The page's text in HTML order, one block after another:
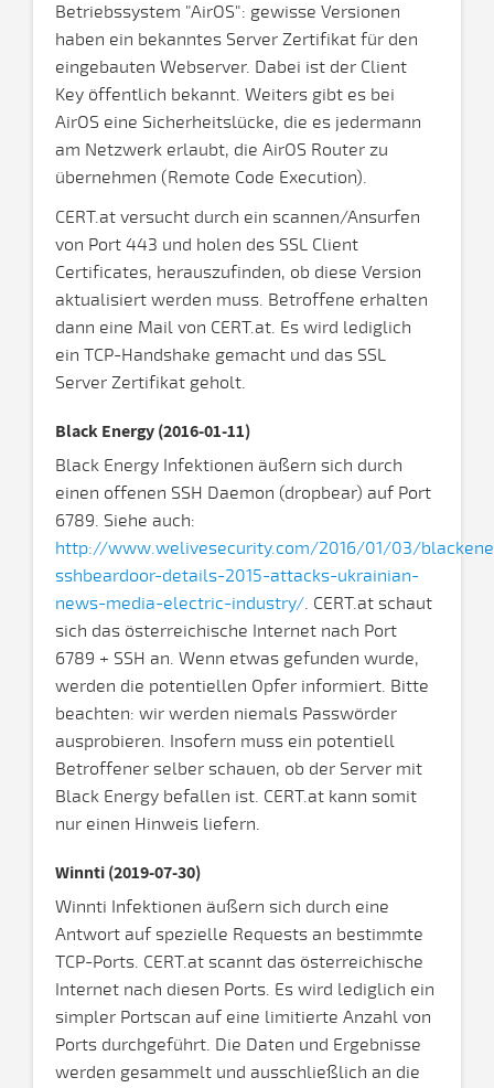
Betriebssystem "AirOS": gewisse Versionen
haben ein bekanntes Server Zertifikat für den
eingebauten Webserver. Dabei ist der Client
Key öffentlich bekannt. Weiters gibt es bei
AirOS eine Sicherheitslücke, die es jedermann
am Netzwerk erlaubt, die AirOS Router zu
übernehmen (Remote Code Execution).
CERT.at versucht durch ein scannen/Ansurfen
von Port 443 und holen des SSL Client
Certificates, herauszufinden, ob diese Version
aktualisiert werden muss. Betroffene erhalten
dann eine Mail von CERT.at. Es wird lediglich
ein TCP-Handshake gemacht und das SSL
Server Zertifikat geholt.
Black Energy (2016-01-11)
Black Energy Infektionen äußern sich durch
einen offenen SSH Daemon (dropbear) auf Port
6789. Siehe auch:
http://www.welivesecurity.com/2016/01/03/
sshbeardoor-details-2015-attacks-ukrainian-
news-media-electric-industry/. CERT.at schaut
sich das österreichische Internet nach Port
6789 + SSH an. Wenn etwas gefunden wurde,
werden die potentiellen Opfer informiert. Bitte
beachten: wir werden niemals Passwörder
ausprobieren. Insofern muss ein potentiell
Betroffener selber schauen, ob der Server mit
Black Energy befallen ist. CERT.at kann somit
nur einen Hinweis liefern.
Winnti (2019-07-30)
Winnti Infektionen äußern sich durch eine
Antwort auf spezielle Requests an bestimmte
TCP-Ports. CERT.at scannt das österreichische
Internet nach diesen Ports. Es wird lediglich ein
simpler Portscan auf eine limitierte Anzahl von
Ports durchgeführt. Die Daten und Ergebnisse
werden gesammelt und ausschließlich an die